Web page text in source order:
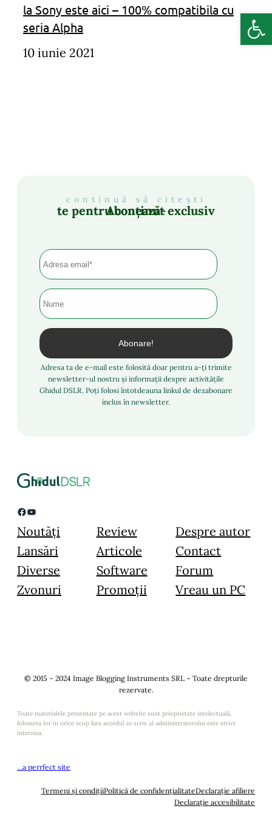
la Sony este aici – 100% compatibila cu
seria Alpha
10 iunie 2021
continuă să citești
Abonează-te pentru conținut exclusiv
Adresa ta de e-mail este folosită doar pentru a-ți trimite
newsletter-ul nostru și informații despre activitățile
Ghidul DSLR. Poți folosi întotdeauna linkul de dezabonare
inclus în newsletter.
Facebook YouTube
Noutăți
Lansări
Diverse
Zvonuri
Review
Articole
Software
Promoții
Despre autor
Contact
Forum
Vreau un PC
© 2015 – 2024 Image Blogging Instruments SRL – Toate drepturile
rezervate.
Toate materialele prezentate pe acest website sunt prioprietate intelectuală,
folosirea lor in orice scop fara acordul in scris al administratorului este strict
interzisa.
…a perrfect site
Termeni și condițiiPolitică de confidențialitateDeclarație afiliere
Declarație accesibilitate